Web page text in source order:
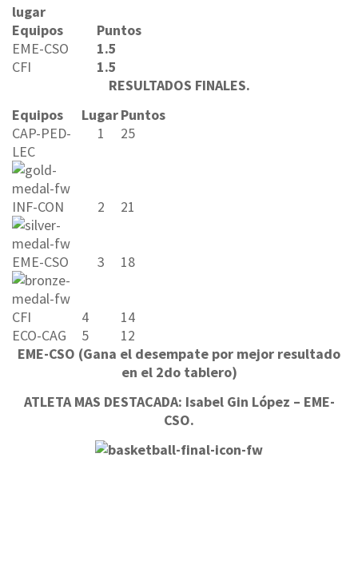
lugar
Equipos
Puntos
EME-CSO
1.5
CFI
1.5
RESULTADOS FINALES.
Equipos
LugarPuntos
CAP-PED-
LEC
1 25
INF-CON 2 21
EME-CSO 3 18
CFI 4
14
ECO-CAG
5
12
EME-CSO (Gana el desempate por mejor resultado
en el 2do tablero)
ATLETA MAS DESTACADA: Isabel Gin López – EME-
CSO.